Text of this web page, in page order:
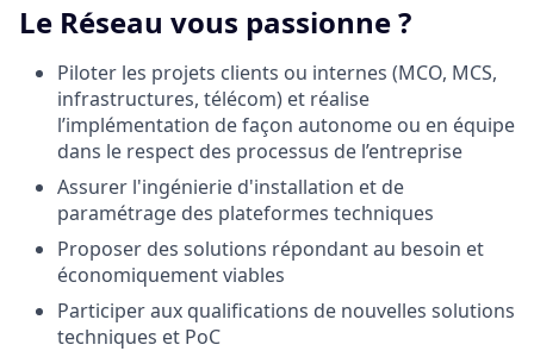
Le Réseau vous passionne ?
Piloter les projets clients ou internes (MCO, MCS,
infrastructures, télécom) et réalise
l’implémentation de façon autonome ou en équipe
dans le respect des processus de l’entreprise
Assurer l'ingénierie d'installation et de
paramétrage des plateformes techniques
Proposer des solutions répondant au besoin et
économiquement viables
Participer aux qualifications de nouvelles solutions
techniques et PoC